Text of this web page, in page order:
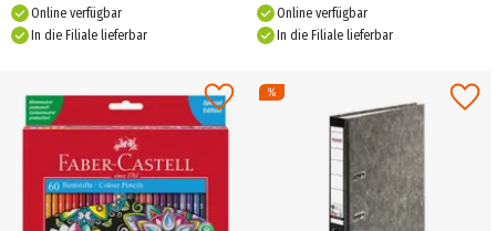
Online verfügbar
In die Filiale lieferbar
Online verfügbar
In die Filiale lieferbar